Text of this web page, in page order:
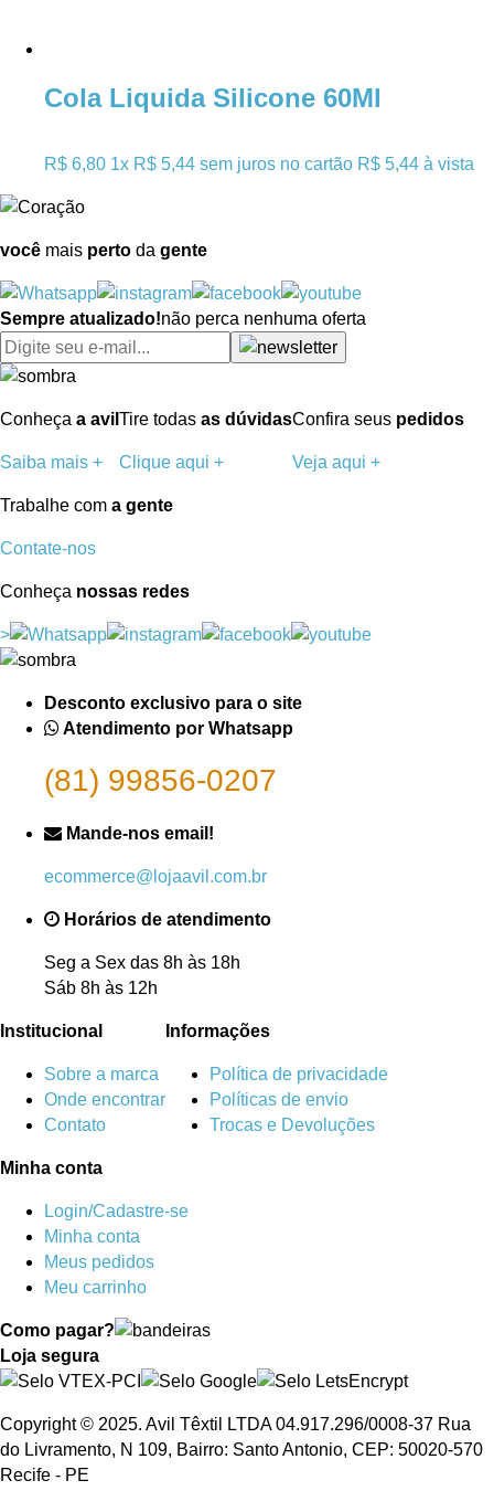
Cola Liquida Silicone 60Ml
R$ 6,80 1x R$ 5,44 sem juros no cartão R$ 5,44 à vista
você mais perto da gente
Sempre atualizado!não perca nenhuma oferta
Conheça a avil
Saiba mais +
Tire todas as dúvidas
Clique aqui +
Confira seus pedidos
Veja aqui +
Trabalhe com a gente
Contate-nos
Conheça nossas redes
>
Desconto exclusivo para o site
Atendimento por Whatsapp
(81) 99856-0207
Mande-nos email!
ecommerce@lojaavil.com.br
Horários de atendimento
Seg a Sex das 8h às 18h
Sáb 8h às 12h
Institucional
Sobre a marca
Onde encontrar
Contato
Informações
Política de privacidade
Políticas de envio
Trocas e Devoluções
Minha conta
Login/Cadastre-se
Minha conta
Meus pedidos
Meu carrinho
Como pagar?
Loja segura
Copyright © 2025. Avil Têxtil LTDA 04.917.296/0008-37 Rua
do Livramento, N 109, Bairro: Santo Antonio, CEP: 50020-570
Recife - PE